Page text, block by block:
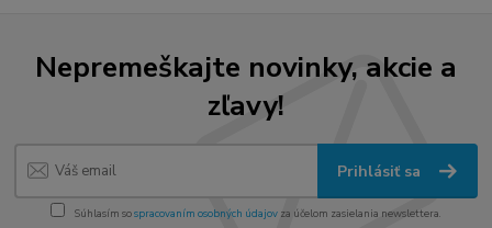
Nepremeškajte novinky, akcie a
zľavy!
Prihlásiť sa
Súhlasím sospracovaním osobných údajov za účelom zasielania newslettera.